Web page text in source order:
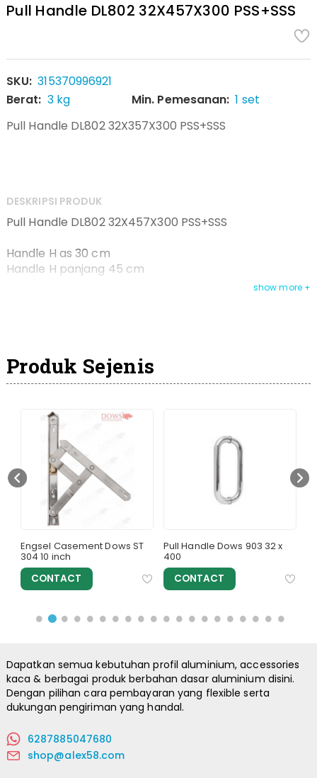
Pull Handle DL802 32X457X300 PSS+SSS
SKU: 315370996921
Berat: 3 kg Min. Pemesanan: 1 set
Pull Handle DL802 32X357X300 PSS+SSS
DESKRIPSI PRODUK
Pull Handle DL802 32X457X300 PSS+SSS
Handle H as 30 cm
Handle H panjang 45 cm
Produk Sejenis
Engsel Casement Dows ST
304 10 inch
CONTACT
Pull Handle Dows 903 32 x
400
CONTACT
Dapatkan semua kebutuhan profil aluminium, accessories
kaca & berbagai produk berbahan dasar aluminium disini.
Dengan pilihan cara pembayaran yang flexible serta
dukungan pengiriman yang handal.
6287885047680
shop@alex58.com